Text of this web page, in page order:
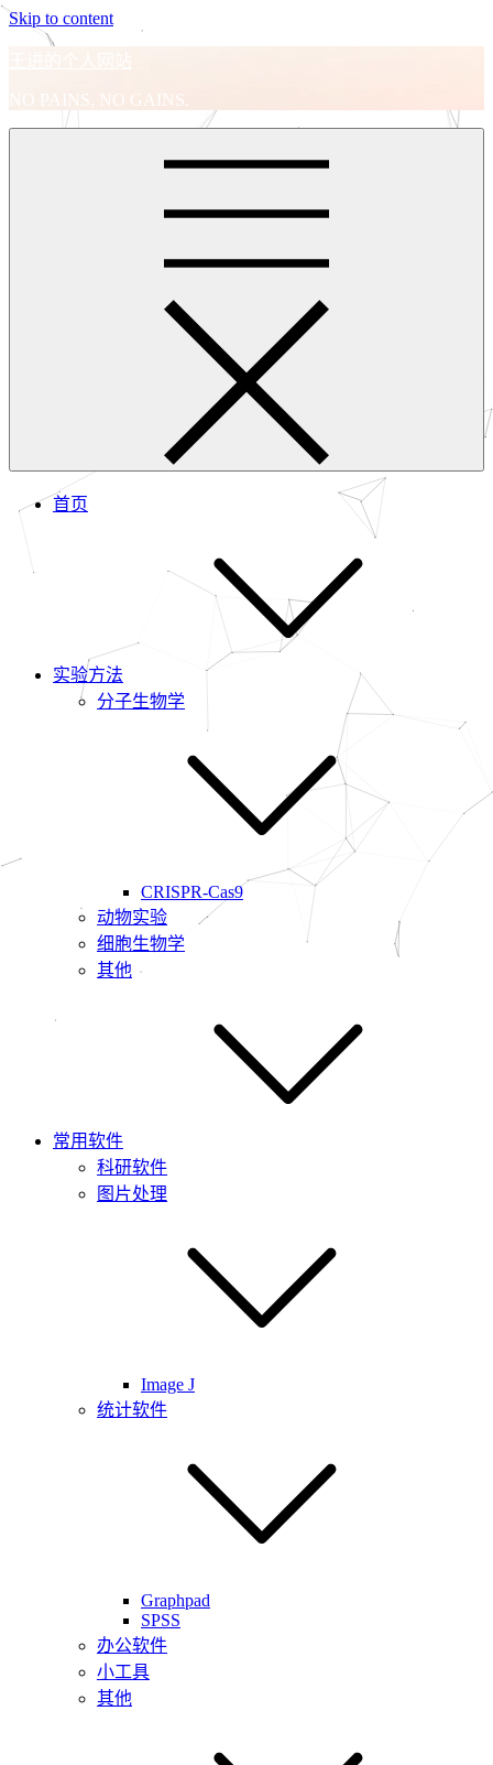
Skip to content
王进的个人网站
NO PAINS, NO GAINS.
首页
实验方法
分子生物学
CRISPR-Cas9
动物实验
细胞生物学
其他
常用软件
科研软件
图片处理
Image J
统计软件
Graphpad
SPSS
办公软件
小工具
其他